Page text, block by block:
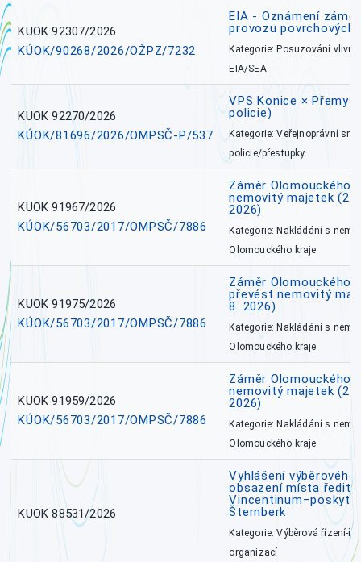
KUOK 92307/2026
KÚOK/90268/2026/OŽPZ/7232
EIA - Oznámení
provozu povrchových
Kategorie: Posuzování vlivů
EIA/SEA
KUOK 92270/2026
KÚOK/81696/2026/OMPSČ-P/537
VPS Konice ×
policie)
Kategorie: Veřejnoprávní
policie/přestupky
KUOK 91967/2026
KÚOK/56703/2017/OMPSČ/7886
Záměr Olomouckého
nemovitý majetek
2026)
Kategorie: Nakládání s
Olomouckého kraje
KUOK 91975/2026
KÚOK/56703/2017/OMPSČ/7886
Záměr Olomouckého
převést nemovitý
8. 2026)
Kategorie: Nakládání s
Olomouckého kraje
KUOK 91959/2026
KÚOK/56703/2017/OMPSČ/7886
Záměr Olomouckého
nemovitý majetek
2026)
Kategorie: Nakládání s
Olomouckého kraje
KUOK 88531/2026
Vyhlášení výběrového
obsazení místa
Šternberk
Kategorie: Výběrová řízení-
organizací